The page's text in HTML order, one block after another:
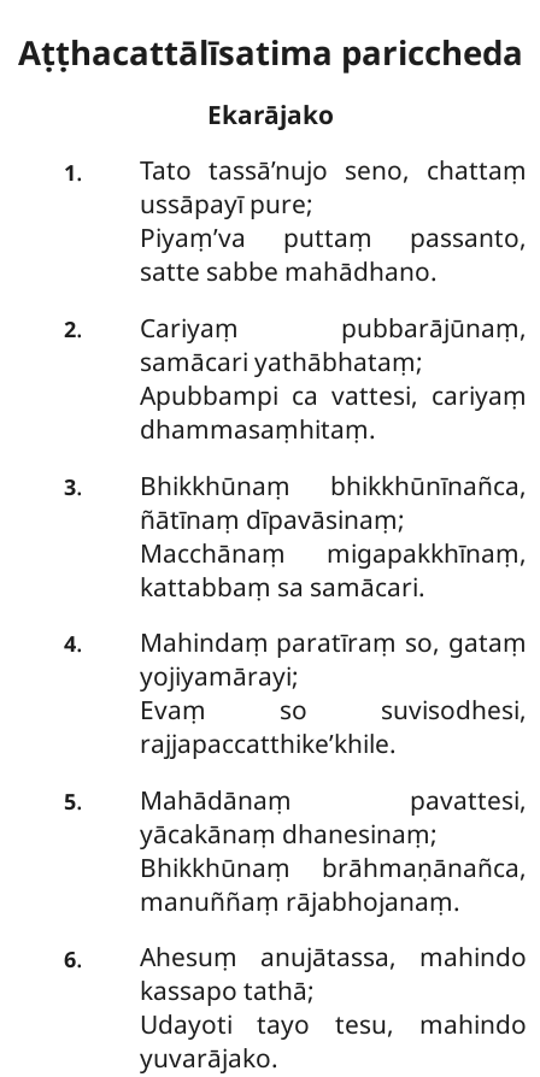
Aṭṭhacattālīsatima pariccheda
Ekarājako
1. Tato tassā’nujo seno, chattaṃ
ussāpayī pure;
Piyaṃ’va puttaṃ passanto,
satte sabbe mahādhano.
2.
Cariyaṃ pubbarājūnaṃ,
samācari yathābhataṃ;
Apubbampi ca vattesi, cariyaṃ
dhammasaṃhitaṃ.
3.
Bhikkhūnaṃ bhikkhūnīnañca,
ñātīnaṃ dīpavāsinaṃ;
Macchānaṃ migapakkhīnaṃ,
kattabbaṃ sa samācari.
4.
Mahindaṃ paratīraṃ so, gataṃ
yojiyamārayi;
Evaṃ so suvisodhesi,
rajjapaccatthike’khile.
5.
Mahādānaṃ pavattesi,
yācakānaṃ dhanesinaṃ;
Bhikkhūnaṃ brāhmaṇānañca,
manuññaṃ rājabhojanaṃ.
6.
Ahesuṃ anujātassa, mahindo
kassapo tathā;
Udayoti tayo tesu, mahindo
yuvarājako.